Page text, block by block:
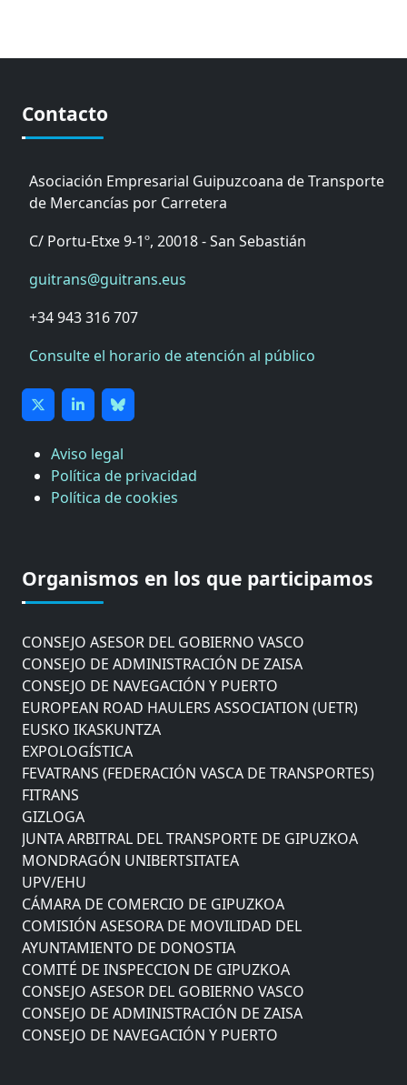
Contacto
Asociación Empresarial Guipuzcoana de Transporte
de Mercancías por Carretera
C/ Portu-Etxe 9-1º, 20018 - San Sebastián
guitrans@guitrans.eus
+34 943 316 707
Consulte el horario de atención al público
Aviso legal
Política de privacidad
Política de cookies
Organismos en los que participamos
COMISIÓN ASESORA DE MOVILIDAD DEL
AYUNTAMIENTO DE DONOSTIA
CONSEJO ASESOR DEL GOBIERNO VASCO
CONSEJO DE ADMINISTRACIÓN DE ZAISA
CONSEJO DE NAVEGACIÓN Y PUERTO
EUROPEAN ROAD HAULERS ASSOCIATION (UETR)
EUSKO IKASKUNTZA
EXPOLOGÍSTICA
FEVATRANS (FEDERACIÓN VASCA DE TRANSPORTES)
FITRANS
GIZLOGA
JUNTA ARBITRAL DEL TRANSPORTE DE GIPUZKOA
MONDRAGÓN UNIBERTSITATEA
UPV/EHU
CÁMARA DE COMERCIO DE GIPUZKOA
COMISIÓN ASESORA DE MOVILIDAD DEL
AYUNTAMIENTO DE DONOSTIA
COMITÉ DE INSPECCION DE GIPUZKOA
CONSEJO ASESOR DEL GOBIERNO VASCO
CONSEJO DE ADMINISTRACIÓN DE ZAISA
CONSEJO DE NAVEGACIÓN Y PUERTO